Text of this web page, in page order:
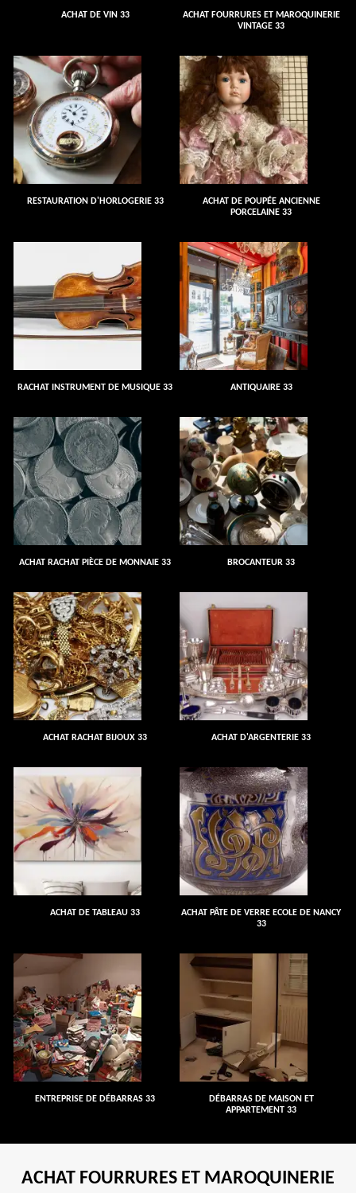
ACHAT DE VIN 33
ACHAT FOURRURES ET MAROQUINERIE
VINTAGE 33
RESTAURATION D'HORLOGERIE 33
ACHAT DE POUPÉE ANCIENNE
PORCELAINE 33
RACHAT INSTRUMENT DE MUSIQUE 33 ANTIQUAIRE 33
ACHAT RACHAT PIÈCE DE MONNAIE 33 BROCANTEUR 33
ACHAT RACHAT BIJOUX 33 ACHAT D'ARGENTERIE 33
ACHAT DE TABLEAU 33
ACHAT PÂTE DE VERRE ECOLE DE NANCY
33
ENTREPRISE DE DÉBARRAS 33
DÉBARRAS DE MAISON ET
APPARTEMENT 33
ACHAT FOURRURES ET MAROQUINERIE